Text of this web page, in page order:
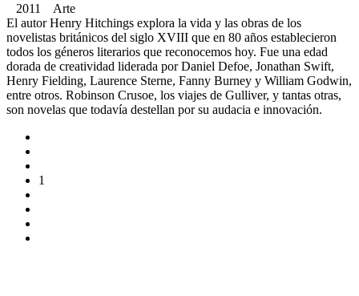
2011 Arte
El autor Henry Hitchings explora la vida y las obras de los
novelistas británicos del siglo XVIII que en 80 años establecieron
todos los géneros literarios que reconocemos hoy. Fue una edad
dorada de creatividad liderada por Daniel Defoe, Jonathan Swift,
Henry Fielding, Laurence Sterne, Fanny Burney y William Godwin,
entre otros. Robinson Crusoe, los viajes de Gulliver, y tantas otras,
son novelas que todavía destellan por su audacia e innovación.
1